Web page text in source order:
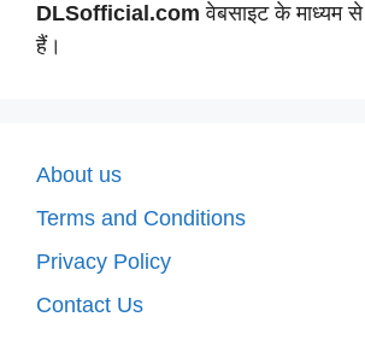
DLSofficial.com वेबसाइट के माध्यम
हैं।
About us
Terms and Conditions
Privacy Policy
Contact Us